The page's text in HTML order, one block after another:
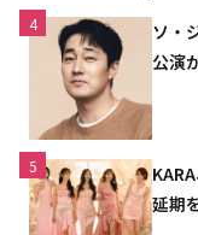
4
ソ・
公演
5
延期